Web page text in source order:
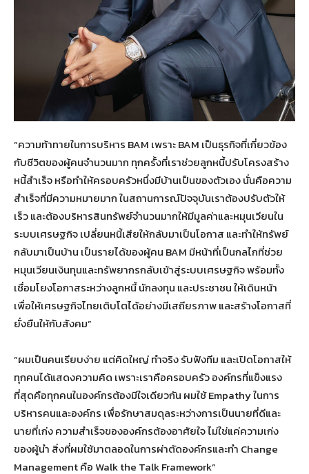
“ความท้าทายในการบริหาร BAM เพราะ BAM เป็นธุรกิจที่เกี่ยวข้อง
กับชีวิตของผู้คนจำนวนมาก ทุกครั้งที่เราช่วยลูกหนี้ปรับโครงสร้าง
หนี้สำเร็จ หรือทำให้ครอบครัวหนึ่งมีบ้านเป็นของตัวเอง นั่นคือความ
สำเร็จที่มีความหมายมาก ในสถานการณ์ปัจจุบันเราต้องปรับตัวให้
เร็ว และต้องบริหารสินทรัพย์จำนวนมากให้มีมูลค่าและหมุนเวียนใน
ระบบเศรษฐกิจ เปลี่ยนหนี้เสียให้กลับมาเป็นโอกาส และทำให้ทรัพย์
กลับมาเป็นบ้าน เป็นรายได้ของผู้คน BAM มีหน้าที่เป็นกลไกที่ช่วย
หมุนเวียนเงินทุนและทรัพยากรกลับเข้าสู่ระบบเศรษฐกิจ พร้อมทั้ง
เชื่อมโยงโอกาสระหว่างลูกหนี้ นักลงทุน และประชาชน ให้เดินหน้า
เพื่อให้เศรษฐกิจไทยเติบโตได้อย่างมีเสถียรภาพ และสร้างโอกาสที่
ยั่งยืนให้กับสังคม”
“ผมเป็นคนเรียบง่าย แต่คิดใหญ่ ทำจริง รับฟังทีม และเปิดโอกาสให้
ทุกคนได้แสดงความคิด เพราะเราคือครอบครัว องค์กรที่แข็งแรง
ที่สุดคือทุกคนในองค์กรต้องมีใจเดียวกัน ผมใช้ Empathy ในการ
บริหารคนและองค์กร เพื่อรักษาสมดุลระหว่างการเป็นนายที่ดีและ
นายที่เก่ง ความสำเร็จขององค์กรต้องอาศัยใจ ไม่ใช่แค่ความเก่ง
ของผู้นำ สิ่งที่ผมใช้มาตลอดในการผ่าตัดองค์กรและทำ Change
Management คือ Walk the Talk Framework”